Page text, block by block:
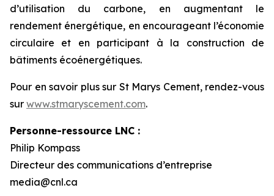
d’utilisation du carbone, en augmentant le
rendement énergétique, en encourageant l’économie
circulaire et en participant à la construction de
bâtiments écoénergétiques.
Pour en savoir plus sur St Marys Cement, rendez-vous
sur www.stmaryscement.com.
Personne-ressource LNC :
Philip Kompass
Directeur des communications d’entreprise
media@cnl.ca